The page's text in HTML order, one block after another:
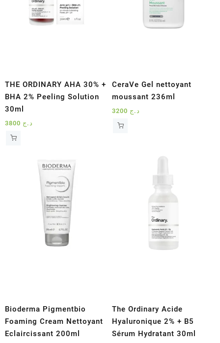
THE ORDINARY AHA 30% +
BHA 2% Peeling Solution
30ml
د.ج
CeraVe Gel nettoyant
moussant 236ml
د.ج
Bioderma Pigmentbio
Foaming Cream Nettoyant
Eclaircissant 200ml
The Ordinary Acide
Hyaluronique 2% + B5
Sérum Hydratant 30ml